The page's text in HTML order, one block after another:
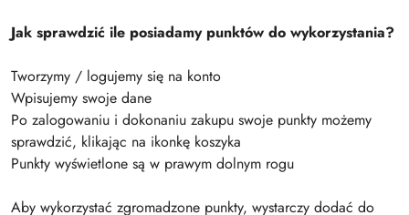
Jak sprawdzić ile posiadamy punktów do wykorzystania?
Tworzymy / logujemy się na konto
Wpisujemy swoje dane
Po zalogowaniu i dokonaniu zakupu swoje punkty możemy
sprawdzić, klikając na ikonkę koszyka
Punkty wyświetlone są w prawym dolnym rogu
Aby wykorzystać zgromadzone punkty, wystarczy dodać do